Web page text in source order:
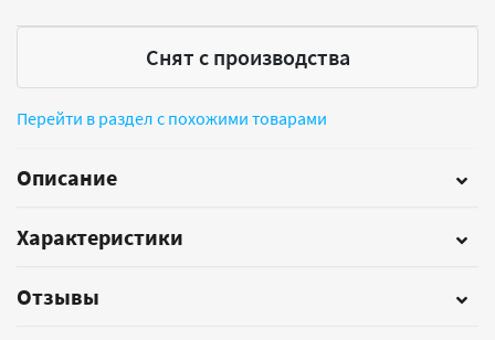
Снят с производства
Перейти в раздел с похожими товарами
Описание
Характеристики
Отзывы